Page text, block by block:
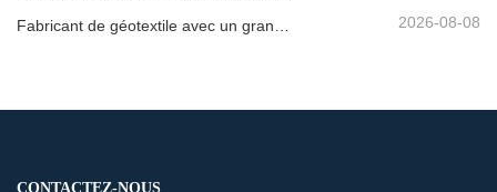
2026-08-08
CONTACTEZ-NOUS